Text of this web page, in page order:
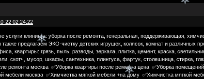
22 02:24:22
услуги клининга: уборка после ремонта, генеральная, поддерживающая,
предлагаем ЭКО-чистку детских игрушек, колясок, комнат и различных
квартиры: грязь, пыль, разводы, зеркала, плитка, цемент, краска,
скотч, мусор, шкафы, сантехника, плинтуса, фартук, столешница, стирка,
ремонта москва ✅Уборка квартиры после ремонта цена ✅Уборка
мебели москва ✅Химчистка мягкой мебели +на дому ✅Химчистка мягкой